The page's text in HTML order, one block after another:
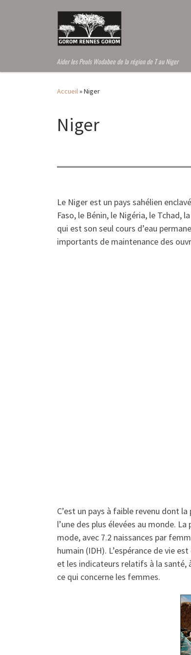
Passer au contenu
Aider les Peuls Wodabee de la région de T au Niger
Accueil»Niger
Niger
Le Niger est un pays sahélien
Faso, le Bénin, le Nigéria, le Tchad,
qui est son seul cours d’eau
importants de maintenance des
C’est un pays à faible revenu dont
l’une des plus élevées au monde.
mode, avec 7.2 naissances par
humain (IDH). L’espérance de vie
et les indicateurs relatifs à la santé,
ce qui concerne les femmes.